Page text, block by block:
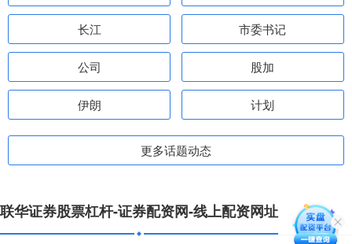
长江 市委书记
公司 股加
伊朗 计划
更多话题动态
联华证券股票杠杆-证券配资网-线上配资网址